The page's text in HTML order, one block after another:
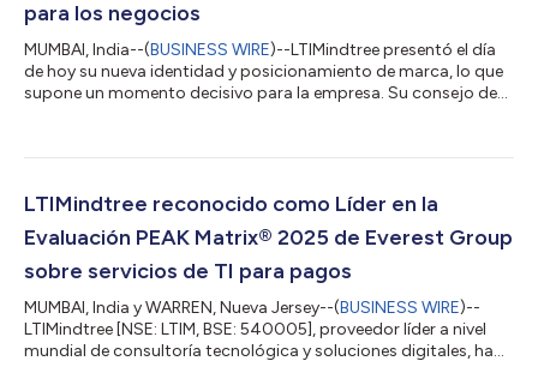
para los negocios
MUMBAI, India--(BUSINESS WIRE)--LTIMindtree presentó el día
de hoy su nueva identidad y posicionamiento de marca, lo que
supone un momento decisivo para la empresa. Su consejo de
de los accionistas y las autoridades reguladoras. La nueva
empresarial refleja cómo las capacidades tecnológicas y la
LTIMindtree reconocido como Líder en la
Evaluación PEAK Matrix® 2025 de Everest Group
sobre servicios de TI para pagos
MUMBAI, India y WARREN, Nueva Jersey--(BUSINESS WIRE)--
LTIMindtree [NSE: LTIM, BSE: 540005], proveedor líder a nivel
mundial de consultoría tecnológica y soluciones digitales, ha